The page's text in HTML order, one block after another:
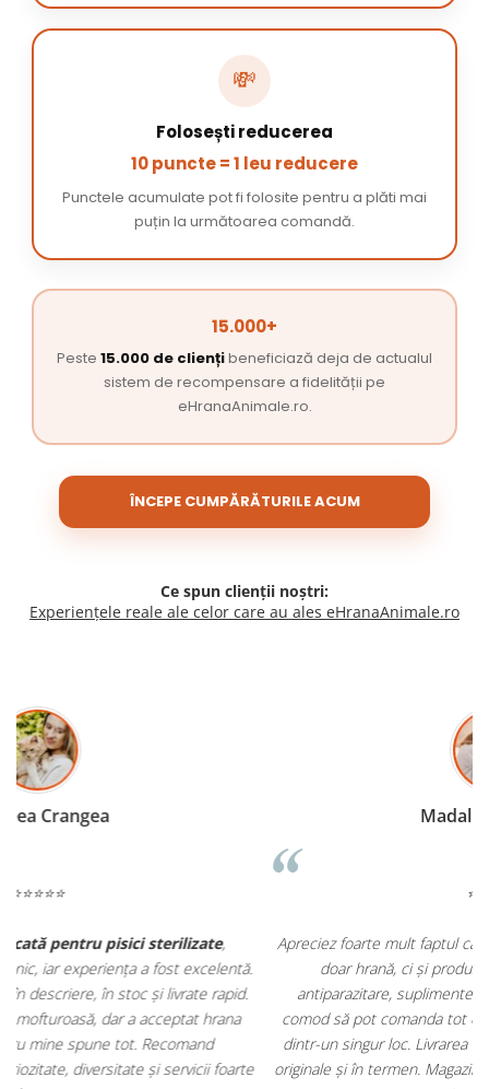
💸
Folosești reducerea
10 puncte = 1 leu reducere
Punctele acumulate pot fi folosite pentru a plăti mai
puțin la următoarea comandă.
15.000+
Peste 15.000 de cliențibeneficiază deja de actualul
sistem de recompensare a fidelității pe
eHranaAnimale.ro.
ÎNCEPE CUMPĂRĂTURILE ACUM
Ce spun clienții noștri:
Experiențele reale ale celor care au ales eHranaAnimale.ro
Apreciez foarte mult faptul că pe ehranaanimale.rogăsesc nu
doar hrană, ci și produse din
farmacia veterinară :
antiparazitare, suplimente și soluții de îngrijire. Este foarte
comod să pot comanda tot ce am nevoie pentru animalul meu
dintr-un singur loc. Livrarea a fost rapidă, iar produsele au fost
originale și în termen. Magazin serios, bine organizat și foarte util